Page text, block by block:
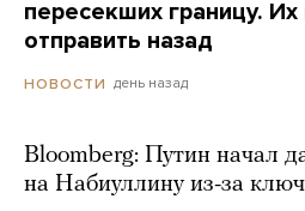
пересекших границу. Их
отправить назад
НОВОСТИ день назад
Bloomberg: Путин начал
на Набиуллину из-за